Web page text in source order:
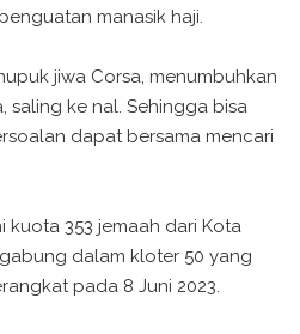
manasik haji.
jiwa Corsa, menumbuhkan
saling ke nal. Sehingga bisa
dapat bersama mencari
kuota 353 jemaah dari Kota
dalam kloter 50 yang
pada 8 Juni 2023.